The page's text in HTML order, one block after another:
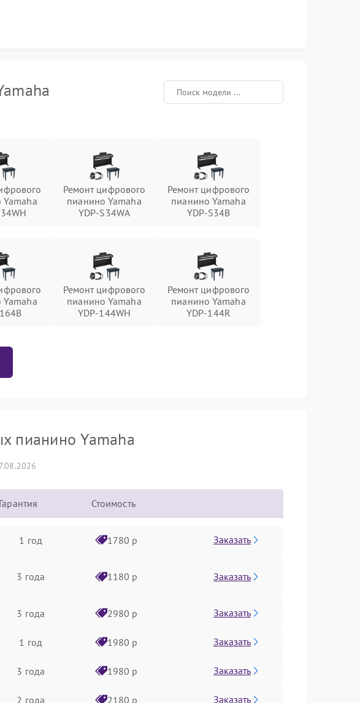
Ремонт цифрового
пианино Yamaha
YDP-S34WA
Ремонт цифрового
пианино Yamaha
YDP-S34B
Ремонт цифрового
пианино Yamaha
YDP-144WH
Ремонт цифрового
пианино Yamaha
YDP-144R
пианино Yamaha
Гарантия Стоимость
1 год 1780 р Заказать
3 года 1180 р Заказать
3 года 2980 р Заказать
1 год 1980 р Заказать
3 года 1980 р Заказать
2 года 2180 р Заказать